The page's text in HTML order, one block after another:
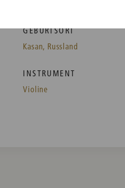
GEBURTSORT
Kasan, Russland
INSTRUMENT
Violine